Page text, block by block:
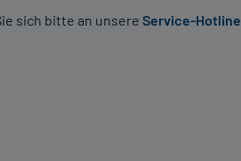
sich bitte an unsere Service-Hotline